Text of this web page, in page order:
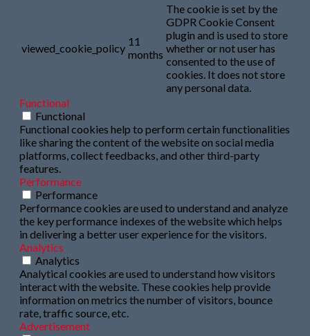
viewed_cookie_policy
11
months
The cookie is set by the
GDPR Cookie Consent
plugin and is used to store
whether or not user has
consented to the use of
cookies. It does not store
any personal data.
Functional
Functional
Functional cookies help to perform certain functionalities
like sharing the content of the website on social media
platforms, collect feedbacks, and other third-party
features.
Performance
Performance
Performance cookies are used to understand and analyze
the key performance indexes of the website which helps
in delivering a better user experience for the visitors.
Analytics
Analytics
Analytical cookies are used to understand how visitors
interact with the website. These cookies help provide
information on metrics the number of visitors, bounce
rate, traffic source, etc.
Advertisement